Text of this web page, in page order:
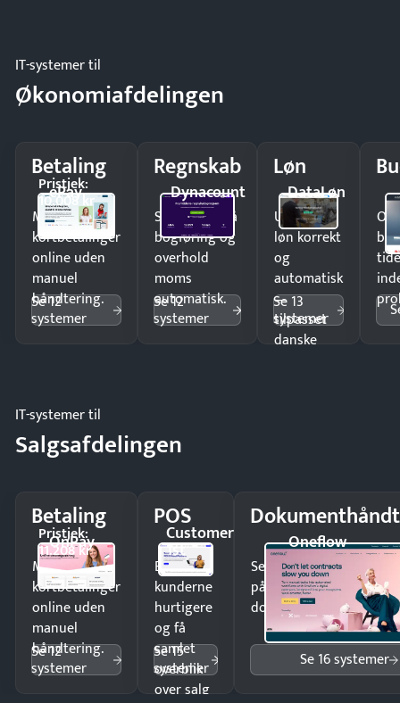
IT-systemer til
Økonomiafdelingen
Betaling
ePay
Pristjek:
10.008 kr
Modtag
kortbetalinger
online uden
manuel
håndtering.
Se 12
systemer
Regnskab
Dynacount
Spar timer på
bogføring og
overhold
moms
automatisk.
Se 12
systemer
Løn
DataLøn
Udbetal
løn korrekt
og
automatisk
—
tilpasset
danske
Se 13
systemer
IT-systemer til
Salgsafdelingen
Betaling
OnPay
Pristjek:
11.208 kr
Modtag
kortbetalinger
online uden
manuel
håndtering.
Se 12
systemer
POS
Customer
1st
Ekspedér
kunderne
hurtigere
og få
samlet
overblik
over salg
Se 15
systemer
Oneflow
Send kontrakter til
på minutter og mist
dokumenter.
Se 16 systemer